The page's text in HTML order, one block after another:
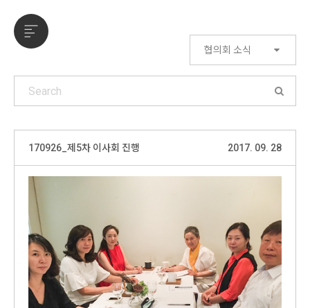
협의회 소식
170926_제5차 이사회 진행 2017. 09. 28